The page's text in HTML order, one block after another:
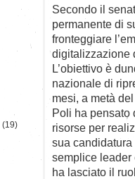
Secondo il
permanente di
fronteggiare
digitalizzazione
L’obiettivo è
nazionale di
mesi, a metà
Poli ha pensato
risorse per
sua
semplice leader
ha lasciato il
(19)